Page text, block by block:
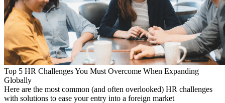
Top 5 HR Challenges You Must Overcome When Expanding
Globally
Here are the most common (and often overlooked) HR challenges
with solutions to ease your entry into a foreign market